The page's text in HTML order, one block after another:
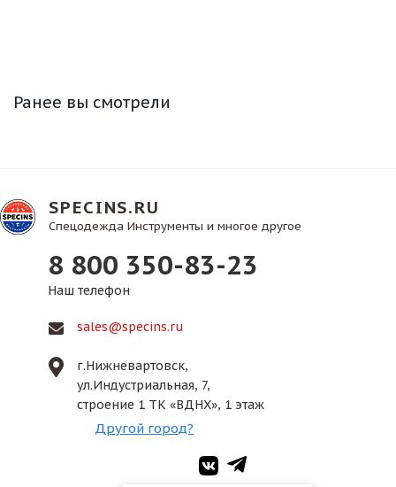
Ранее вы смотрели
SPECINS.RU
Спецодежда Инструменты и многое другое
8 800 350-83-23
Наш телефон
sales@specins.ru
г.Нижневартовск,
ул.Индустриальная, 7,
строение 1 ТК «ВДНХ», 1 этаж
Другой город?